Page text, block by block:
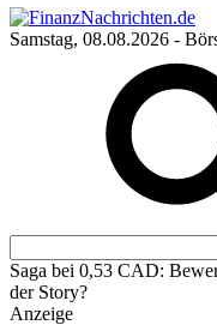
Samstag, 08.08.2026 -
Saga bei 0,53 CAD:
der Story?
Anzeige